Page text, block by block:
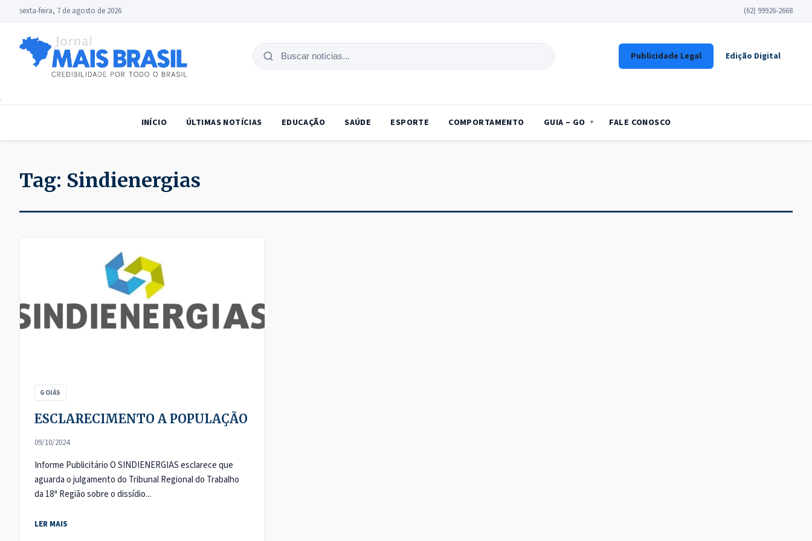
sexta-feira, 7 de agosto de 2026 (62) 99926-2668
Buscar
Publicidade Legal Edição Digital
INÍCIO ÚLTIMAS NOTÍCIAS EDUCAÇÃO SAÚDE ESPORTE COMPORTAMENTO GUIA – GO FALE CONOSCO
Tag: Sindienergias
GOIÁS
ESCLARECIMENTO A POPULAÇÃO
09/10/2024
Informe Publicitário O SINDIENERGIAS esclarece que
aguarda o julgamento do Tribunal Regional do Trabalho
da 18ª Região sobre o dissídio...
LER MAIS